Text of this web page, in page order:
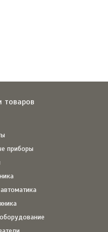
товаров
приборы